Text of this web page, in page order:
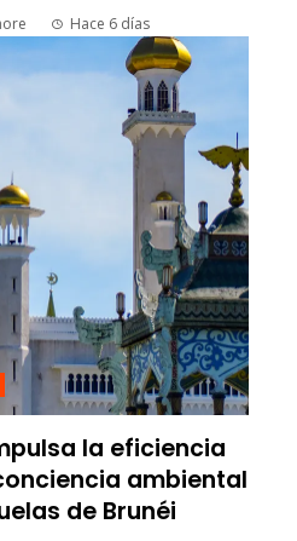
Hace 6 días
la eficiencia
ambiental
de Brunéi